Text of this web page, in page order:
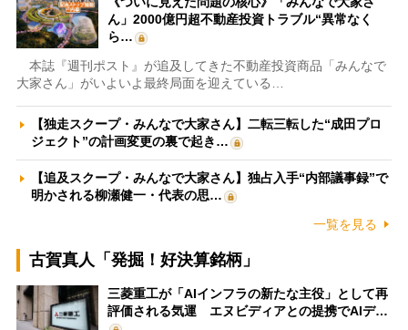
ん」2000億円超不動産投資トラブル“異常なく
ら…
本誌『週刊ポスト』が追及してきた不動産投資商品「みんなで
大家さん」がいよいよ最終局面を迎えている…
【独走スクープ・みんなで大家さん】二転三転した“成田プロ
ジェクト”の計画変更の裏で起き…
【追及スクープ・みんなで大家さん】独占入手“内部議事録”で
明かされる柳瀬健一・代表の思…
一覧を見る
古賀真人「発掘！好決算銘柄」
三菱重工が「AIインフラの新たな主役」として再
評価される気運 エヌビディアとの提携でAIデ…